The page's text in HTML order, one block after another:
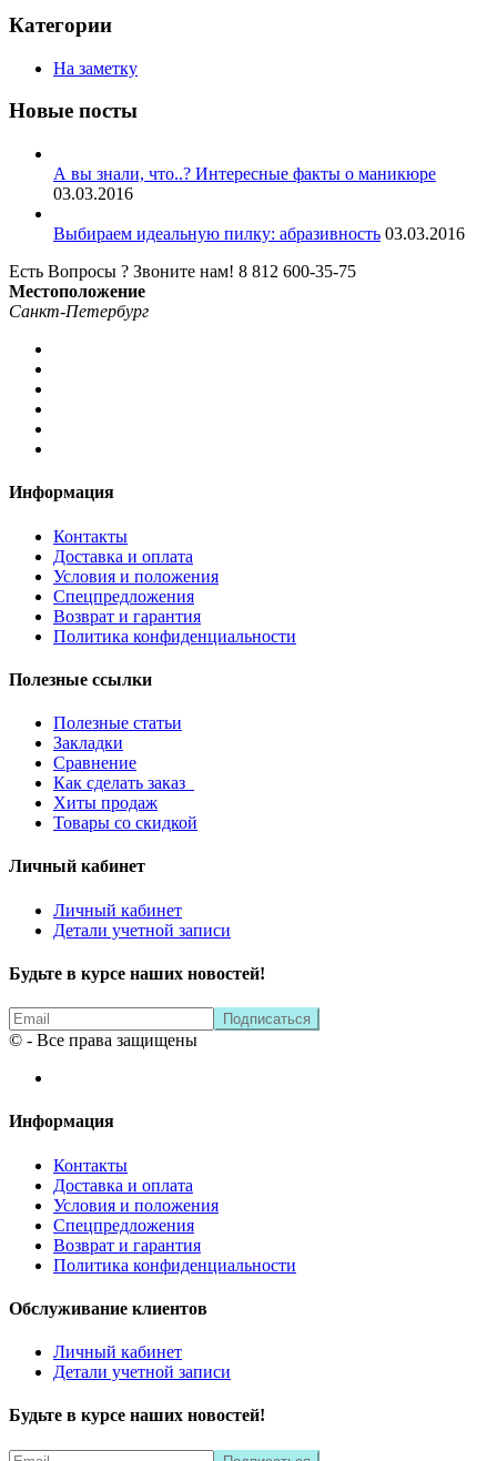
Категории
На заметку
Новые посты
А вы знали, что..? Интересные факты о маникюре
03.03.2016
Выбираем идеальную пилку: абразивность 03.03.2016
Есть Вопросы ? Звоните нам! 8 812 600-35-75
Местоположение
Санкт-Петербург
Информация
Контакты
Доставка и оплата
Условия и положения
Спецпредложения
Возврат и гарантия
Политика конфиденциальности
Полезные ссылки
Полезные статьи
Закладки
Сравнение
Как сделать заказ
Хиты продаж
Товары со скидкой
Личный кабинет
Личный кабинет
Детали учетной записи
Будьте в курсе наших новостей!
© - Все права защищены
Информация
Контакты
Доставка и оплата
Условия и положения
Спецпредложения
Возврат и гарантия
Политика конфиденциальности
Обслуживание клиентов
Личный кабинет
Детали учетной записи
Будьте в курсе наших новостей!